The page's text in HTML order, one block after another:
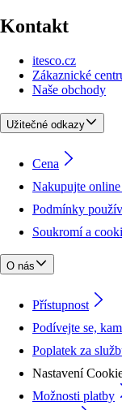
Kontakt
itesco.cz
Zákaznické
Naše obchody
Užitečné odkazy
Cena
Nakupujte online
Podmínky
Soukromí a
O nás
Přístupnost
Podívejte se,
Poplatek za
Nastavení
Možnosti platby